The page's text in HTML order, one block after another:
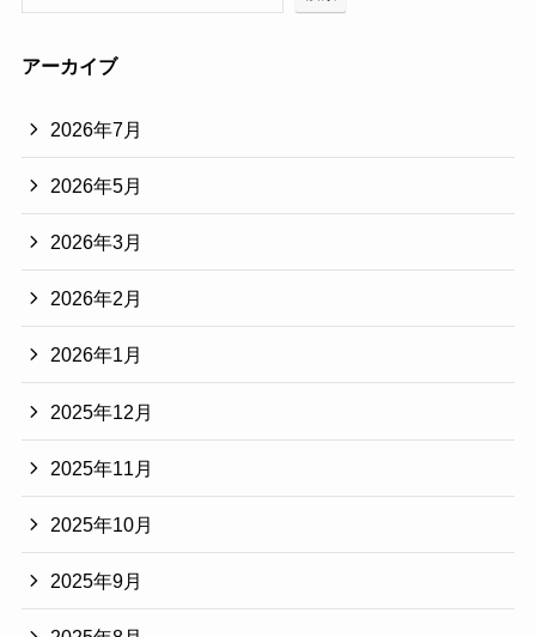
アーカイブ
2026年7月
2026年5月
2026年3月
2026年2月
2026年1月
2025年12月
2025年11月
2025年10月
2025年9月